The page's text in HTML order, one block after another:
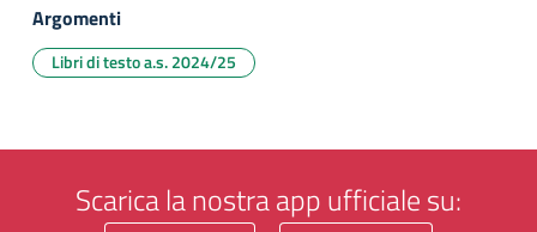
Argomenti
Libri di testo a.s. 2024/25
Scarica la nostra app ufficiale su: